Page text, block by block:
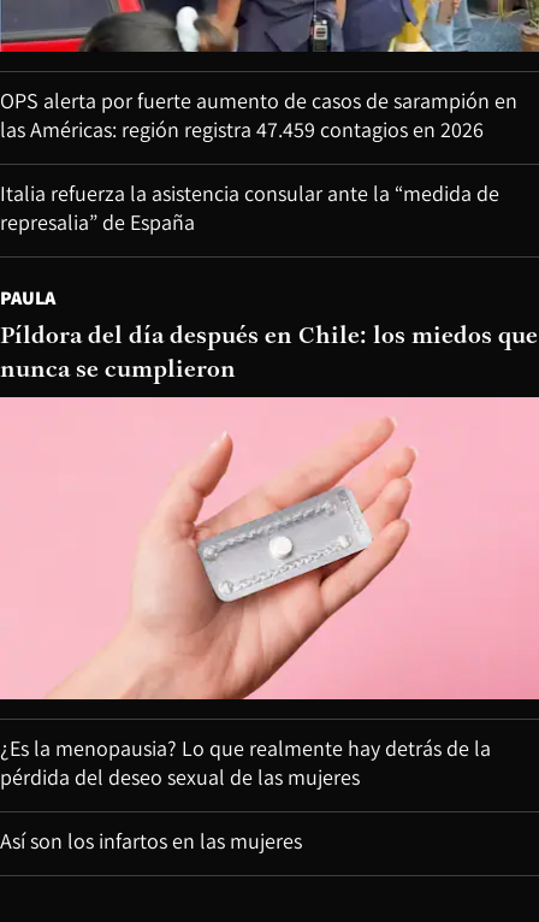
OPS alerta por fuerte aumento de casos de sarampión en
las Américas: región registra 47.459 contagios en 2026
Italia refuerza la asistencia consular ante la “medida de
represalia” de España
PAULA
Píldora del día después en Chile: los miedos que
nunca se cumplieron
¿Es la menopausia? Lo que realmente hay detrás de la
pérdida del deseo sexual de las mujeres
Así son los infartos en las mujeres